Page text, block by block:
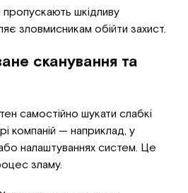
пропускають шкідливу
зловмисникам обійти захист.
сканування та
самостійно шукати слабкі
компаній — наприклад, у
налаштуваннях систем. Це
зламу.